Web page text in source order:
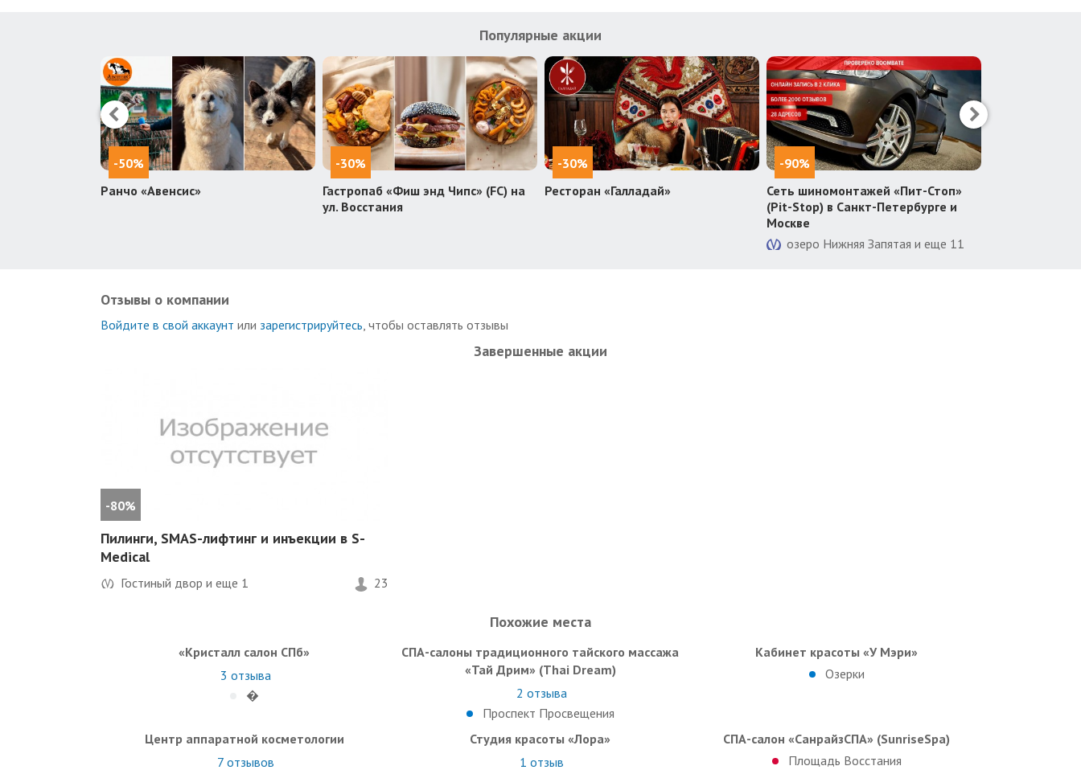
Популярные акции
-50%
Ранчо «Авенсис»
-30%
Гастропаб «Фиш энд Чипс» (FC) на
ул. Восстания
-30%
Ресторан «Галладай»
-90%
Сеть шиномонтажей «Пит-Стоп»
(Pit-Stop) в Санкт-Петербурге и
Москве
озеро Нижняя Запятая и еще 11
Отзывы о компании
Войдите в свой аккаунт или зарегистрируйтесь , чтобы оставлять отзывы
Завершенные акции
-80%
Пилинги, SMAS-лифтинг и инъекции в S-
Medical
Гостиный двор и еще 1 23
Похожие места
«Кристалл салон СПб»
3 отзыва
�
СПА-салоны традиционного тайского массажа
«Тай Дрим» (Thai Dream)
2 отзыва
Проспект Просвещения
Кабинет красоты «У Мэри»
Озерки
Центр аппаратной косметологии
7 отзывов
Студия красоты «Лора»
1 отзыв
СПА-салон «СанрайзСПА» (SunriseSpa)
Площадь Восстания